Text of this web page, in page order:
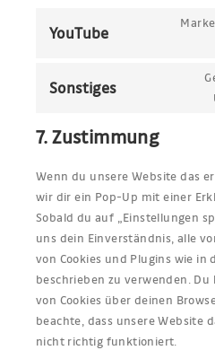
YouTube
Sonstiges
7. Zustimmung
Wenn du unsere Website das
wir dir ein Pop-Up mit einer
Sobald du auf „Einstellungen
uns dein Einverständnis, alle
von Cookies und Plugins wie in
beschrieben zu verwenden.
von Cookies über deinen
beachte, dass unsere Website
nicht richtig funktioniert.